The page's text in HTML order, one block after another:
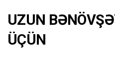
UZUN
ÜÇÜN